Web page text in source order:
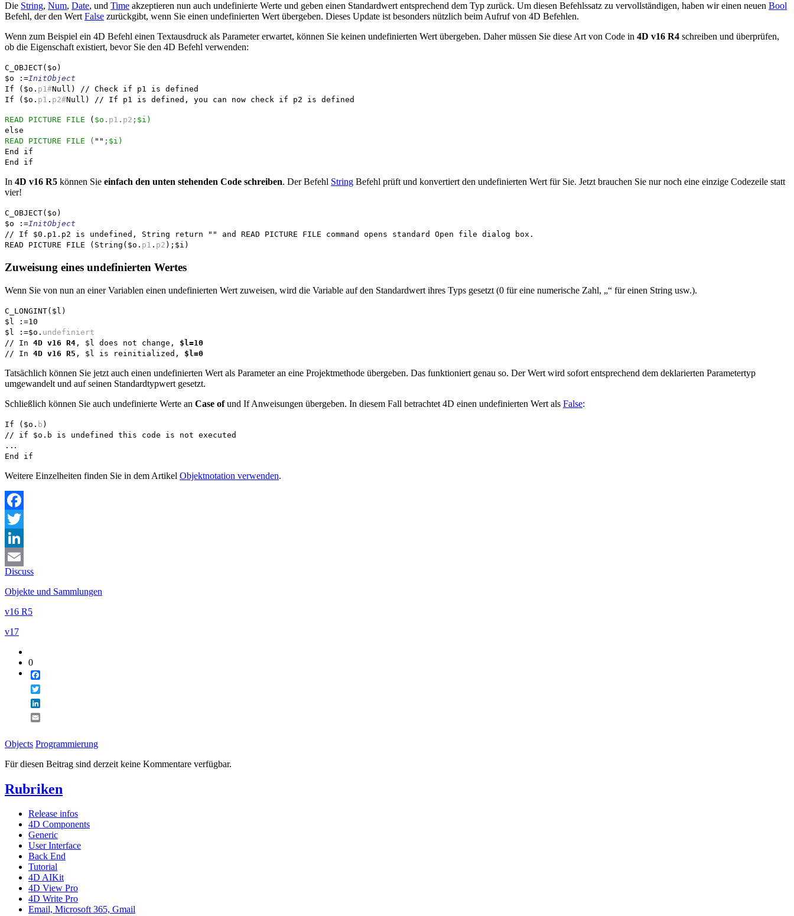
Die String, Num, Date, und Time akzeptieren nun auch undefinierte Werte und geben einen Standardwert entsprechend dem Typ zurück. Um diesen Befehlssatz zu vervollständigen, haben wir einen neuen Bool
Befehl, der den Wert False zurückgibt, wenn Sie einen undefinierten Wert übergeben. Dieses Update ist besonders nützlich beim Aufruf von 4D Befehlen.
Wenn zum Beispiel ein 4D Befehl einen Textausdruck als Parameter erwartet, können Sie keinen undefinierten Wert übergeben. Daher müssen Sie diese Art von Code in 4D v16 R4 schreiben und überprüfen,
ob die Eigenschaft existiert, bevor Sie den 4D Befehl verwenden:
C_OBJECT( $o )
$o :=InitObject
If ( $o . p1#Null ) // Check if p1 is defined
If ( $o . p1 . p2#Null ) // If p1 is defined, you can now check if p2 is defined
READ PICTURE FILE ( $o . p1 . p2 ; $i )
else
READ PICTURE FILE
( "" ; $i )
End if
End if
In 4D v16 R5 können Sie einfach den unten stehenden Code schreiben. Der Befehl String Befehl prüft und konvertiert den undefinierten Wert für Sie. Jetzt brauchen Sie nur noch eine einzige Codezeile statt
vier!
C_OBJECT( $o )
$o :=InitObject
// If $0.p1.p2 is undefined, String return "" and READ PICTURE FILE command opens standard Open file dialog box.
READ PICTURE FILE ( String ( $o . p1 . p2 ); $i )
Zuweisung eines undefinierten Wertes
Wenn Sie von nun an einer Variablen einen undefinierten Wert zuweisen, wird die Variable auf den Standardwert ihres Typs gesetzt (0 für eine numerische Zahl, „“ für einen String usw.).
C_LONGINT($l)
$l
:=10
$l
:=$o . undefiniert
// In 4D v16 R4 , $l does not change, $l=10
// In 4D v16 R5 , $l is reinitialized, $l=0
Tatsächlich können Sie jetzt auch einen undefinierten Wert als Parameter an eine Projektmethode übergeben. Das funktioniert genau so. Der Wert wird sofort entsprechend dem deklarierten Parametertyp
umgewandelt und auf seinen Standardtypwert gesetzt.
Schließlich können Sie auch undefinierte Werte an Case ofund IfAnweisungen übergeben. In diesem Fall betrachtet 4D einen undefinierten Wert als False:
If ( $o . b )
// if $o.b is undefined this code is not executed
.. .
End if
Weitere Einzelheiten finden Sie in dem Artikel Objektnotation verwenden.
Facebook
Twitter
LinkedIn
Email
Discuss
Objekte und Sammlungen
v16 R5
v17
0
Objects Programmierung
Für diesen Beitrag sind derzeit keine Kommentare verfügbar.
Rubriken
Release infos
4D Components
Generic
User Interface
Back End
Tutorial
4D AIKit
4D View Pro
4D Write Pro
Email, Microsoft 365, Gmail